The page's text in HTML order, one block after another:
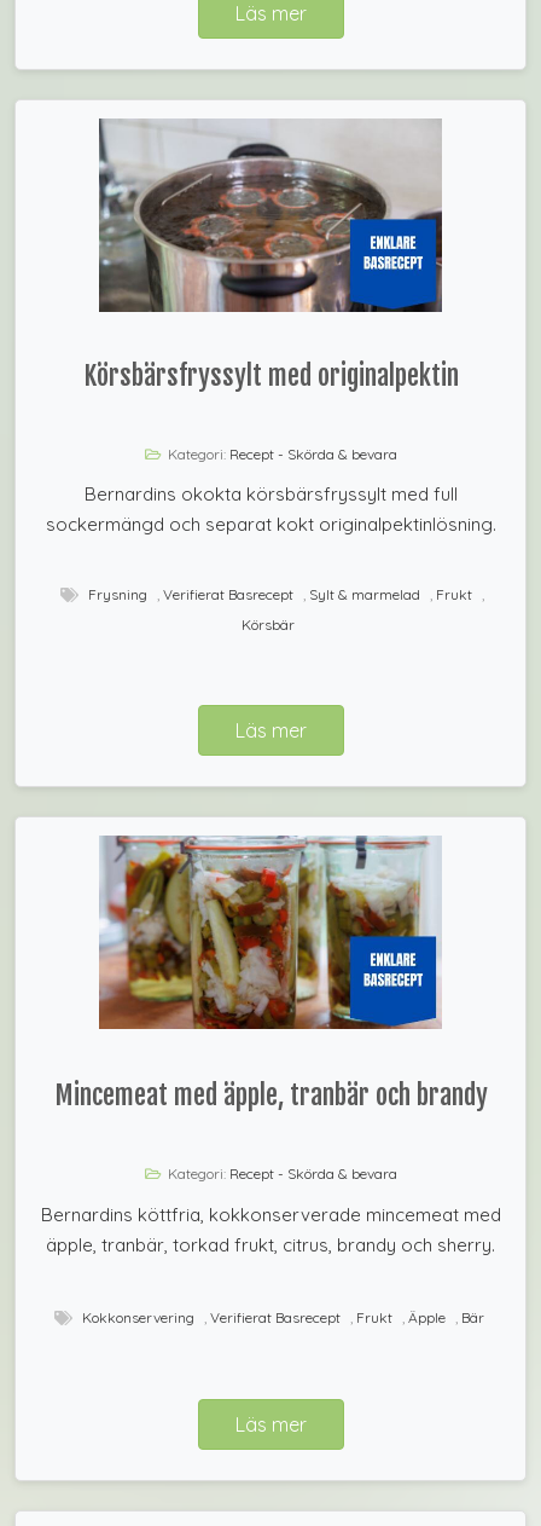
Läs mer
Körsbärsfryssylt med originalpektin
Kategori: Recept - Skörda & bevara
Bernardins okokta körsbärsfryssylt med full
sockermängd och separat kokt originalpektinlösning.
Läs mer
Frysning , Verifierat Basrecept , Sylt & marmelad , Frukt ,
Körsbär
Mincemeat med äpple, tranbär och brandy
Kategori: Recept - Skörda & bevara
Bernardins köttfria, kokkonserverade mincemeat med
äpple, tranbär, torkad frukt, citrus, brandy och sherry.
Läs mer
Kokkonservering Verifierat Basrecept Frukt Äpple Bär